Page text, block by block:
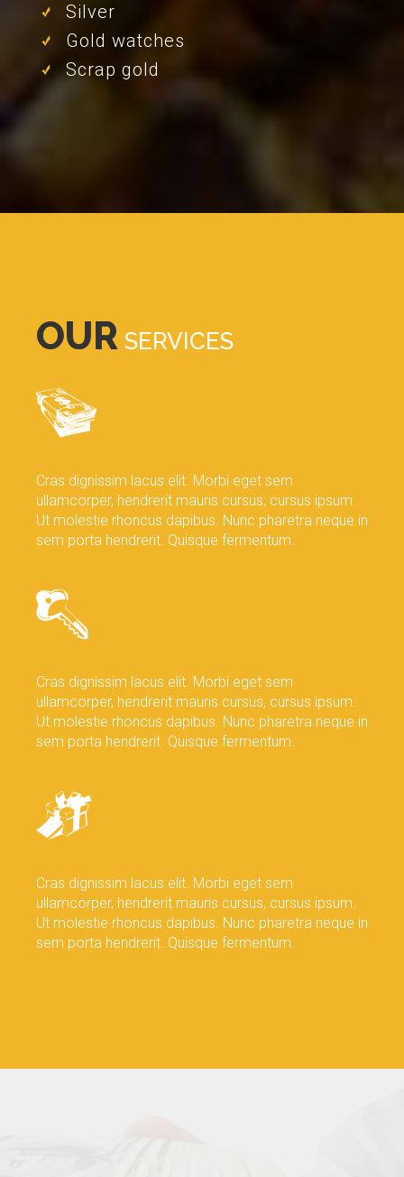
Silver
Gold watches
Scrap gold
OUR SERVICES
Cras dignissim lacus elit. Morbi eget sem
ullamcorper, hendrerit mauris cursus, cursus ipsum.
Ut molestie rhoncus dapibus. Nunc pharetra neque in
sem porta hendrerit. Quisque fermentum.
Cras dignissim lacus elit. Morbi eget sem
ullamcorper, hendrerit mauris cursus, cursus ipsum.
Ut molestie rhoncus dapibus. Nunc pharetra neque in
sem porta hendrerit. Quisque fermentum.
Cras dignissim lacus elit. Morbi eget sem
ullamcorper, hendrerit mauris cursus, cursus ipsum.
Ut molestie rhoncus dapibus. Nunc pharetra neque in
sem porta hendrerit. Quisque fermentum.